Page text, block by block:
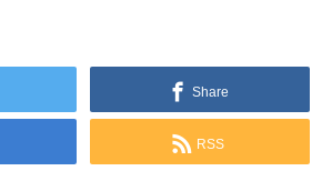
Share
RSS